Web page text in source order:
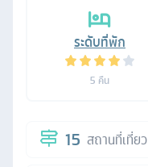
ระดับที่พัก
5 คืน
15 สถานที่เที่ยว